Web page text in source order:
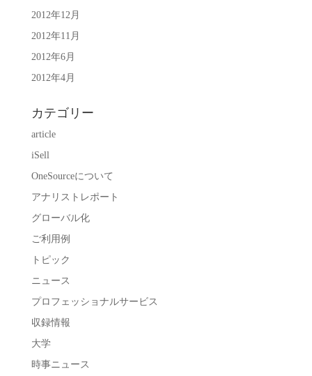
2012年12月
2012年11月
2012年6月
2012年4月
カテゴリー
article
iSell
OneSourceについて
アナリストレポート
グローバル化
ご利用例
トピック
ニュース
プロフェッショナルサービス
収録情報
大学
時事ニュース